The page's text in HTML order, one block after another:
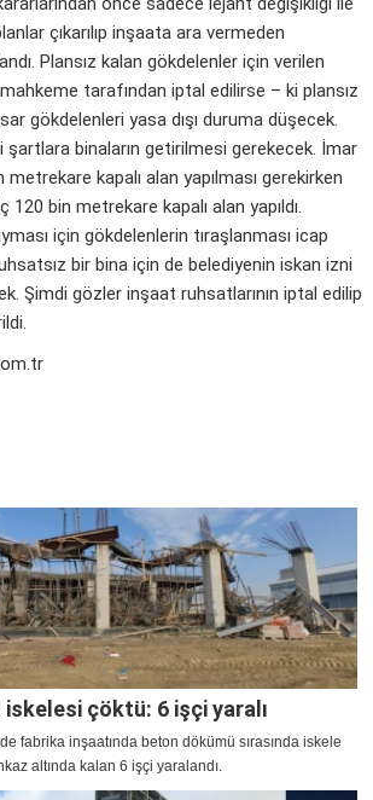
çıkarılıp inşaata ara vermeden
Plansız kalan gökdelenler için verilen
tarafından iptal edilirse – ki plansız
gökdelenleri yasa dışı duruma düşecek.
şartlara binaların getirilmesi gerekecek. İmar
kapalı alan yapılması gerekirken
bin metrekare kapalı alan yapıldı.
için gökdelenlerin tıraşlanması icap
bir bina için de belediyenin iskan izni
Şimdi gözler inşaat ruhsatlarının iptal edilip
çöktü: 6 işçi yaralı
fabrika inşaatında beton dökümü sırasında iskele
altında kalan 6 işçi yaralandı.